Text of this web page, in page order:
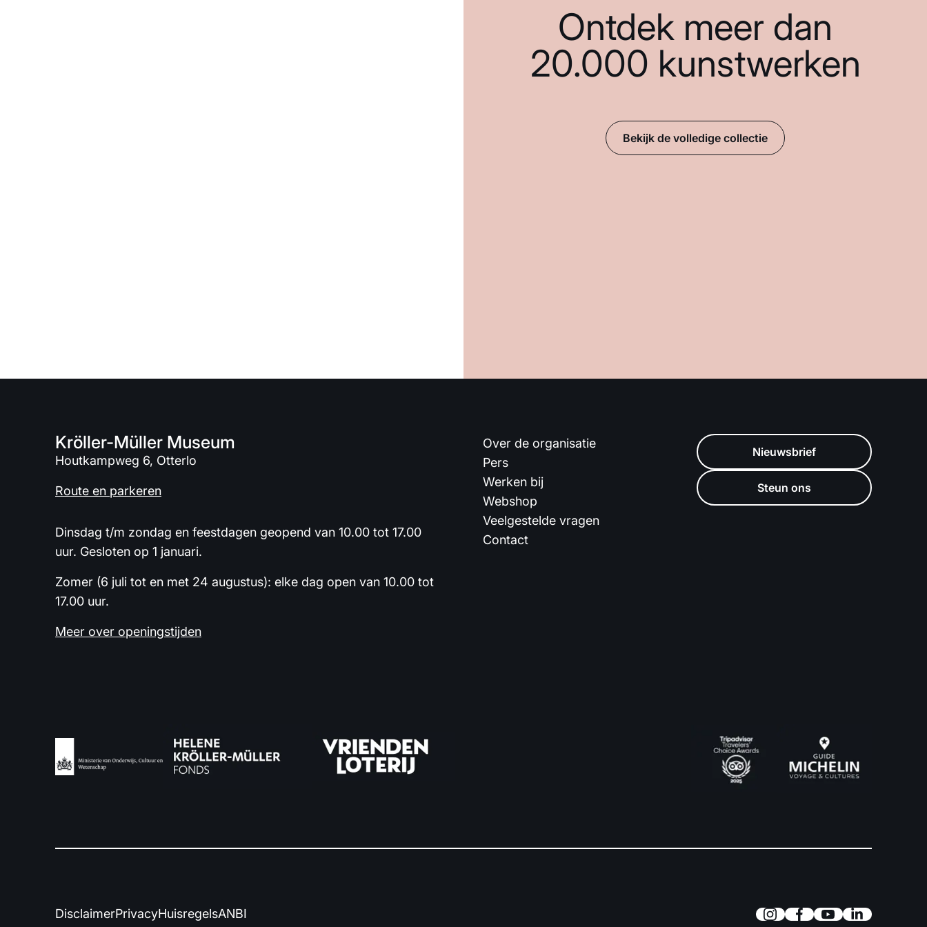
Ontdek meer dan
20.000 kunstwerken
Bekijk de volledige collectie
Kröller-Müller Museum
Houtkampweg 6, Otterlo
Route en parkeren
Dinsdag t/m zondag en feestdagen geopend van 10.00 tot 17.00
uur. Gesloten op 1 januari.
Zomer (6 juli tot en met 24 augustus): elke dag open van 10.00 tot
17.00 uur.
Meer over openingstijden
Over de organisatie
Pers
Werken bij
Webshop
Veelgestelde vragen
Contact
Nieuwsbrief
Steun ons
DisclaimerPrivacyHuisregelsANBI